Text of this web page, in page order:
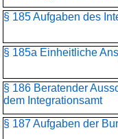
§ 185 Aufgaben des
§ 185a Einheitliche
§ 186 Beratender
dem Integrationsamt
§ 187 Aufgaben der